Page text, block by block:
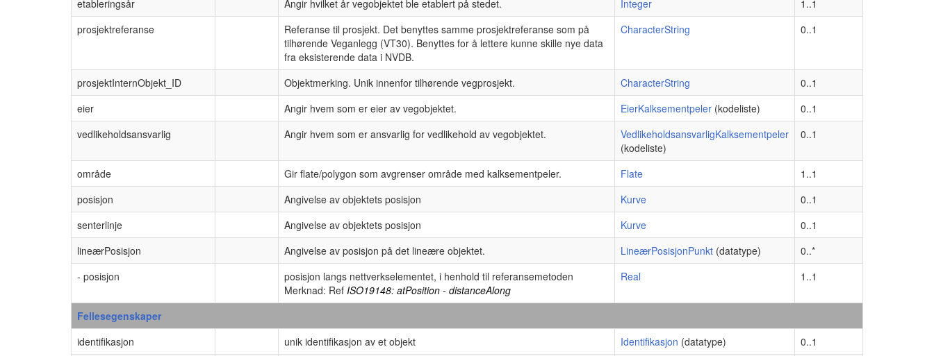
etableringsår
Angir hvilket år vegobjektet ble etablert på stedet. Integer
1..1
prosjektreferanse
Referanse til prosjekt. Det benyttes samme prosjektreferanse som på
tilhørende Veganlegg (VT30). Benyttes for å lettere kunne skille nye data
fra eksisterende data i NVDB.
CharacterString 0..1
prosjektInternObjekt_ID Objektmerking. Unik innenfor tilhørende vegprosjekt. CharacterString
0..1
eier
Angir hvem som er eier av vegobjektet. EierKalksementpeler (kodeliste)
0..1
vedlikeholdsansvarlig
Angir hvem som er ansvarlig for vedlikehold av vegobjektet.
VedlikeholdsansvarligKalksementpeler
(kodeliste)
0..1
område Gir flate/polygon som avgrenser område med kalksementpeler. Flate
1..1
posisjon
Angivelse av objektets posisjon Kurve
0..1
senterlinje
Angivelse av objektets posisjon Kurve
0..1
lineærPosisjon
Angivelse av posisjon på det lineære objektet. LineærPosisjonPunkt (datatype)
0..*
- posisjon
posisjon langs nettverkselementet, i henhold til referansemetoden
Merknad: Ref ISO19148: atPosition - distanceAlong
Real 1..1
Fellesegenskaper
identifikasjon
unik identifikasjon av et objekt Identifikasjon (datatype)
0..1